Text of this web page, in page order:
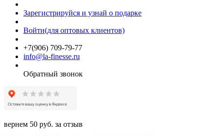
Зарегистрируйся и узнай о подарке
Войти(для оптовых клиентов)
+7(906) 709-79-77
info@la-finesse.ru
Обратный звонок
вернем 50 руб. за отзыв